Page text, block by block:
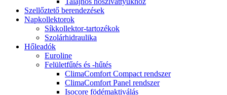
Szellőztető berendezések
Napkollektorok
Síkkollektor-tartozékok
Szolárhidraulika
Hőleadók
Euroline
Felületfűtés és -hűtés
ClimaComfort Compact rendszer
ClimaComfort Panel rendszer
Isocore födémaktiválás